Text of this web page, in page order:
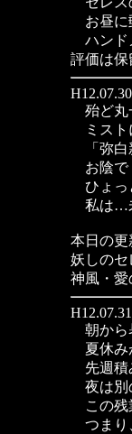
お昼に
ハンド
評価は保
H12.07.30
殆ど丸
ミスト
「弥白
お陰で
ひょっ
私は…
本日の更
妖しのセ
神風・愛
H12.07.31
朝から
夏休み
先週積
夜は別
この残
つまり